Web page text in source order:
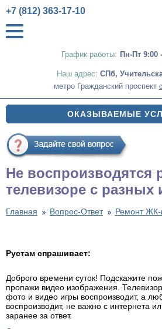
График работы: Пн-Пт 9:00
+7 (812) 363-17-10
Наш адрес: СПб,
метро Гражданский проспект
ОКАЗЫВАЕМЫЕ
Не воспроизводятся
телевизоре с разных
Главная Вопрос-Ответ Ремонт
Рустам спрашивает:
Доброго времени суток! Подскажите
пропажи видео изображения.
фото и видео игры воспроизводит, а
воспроизводит, не важно с интернета
заранее за ответ.